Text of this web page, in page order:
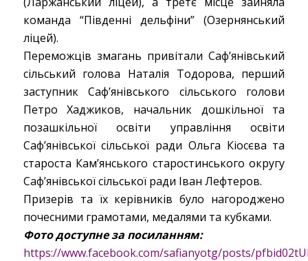
команда “Південні дельфіни” (Озернянський
ліцей).
Переможців змагань привітали Саф’янівський
сільський голова Наталія Тодорова, перший
заступник Саф’янівського сільського голови
Петро Хаджиков, начальник дошкільної та
позашкільної освіти управління освіти
Саф’янівської сільської ради Ольга Кіосєва та
староста Кам’янського старостинського округу
Саф’янівської сільської ради Іван Лефтеров.
Призерів та їх керівників було нагороджено
почесними грамотами, медалями та кубками.
Фото доступне за посиланням:
https://www.facebook.com/safianyotg/posts/